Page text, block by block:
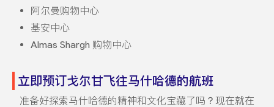
阿尔曼购物中心
基安中心
Almas Shargh 购物中心
立即预订戈尔甘飞往马什哈德的航班
准备好探索马什哈德的精神和文化宝藏了吗？现在就在